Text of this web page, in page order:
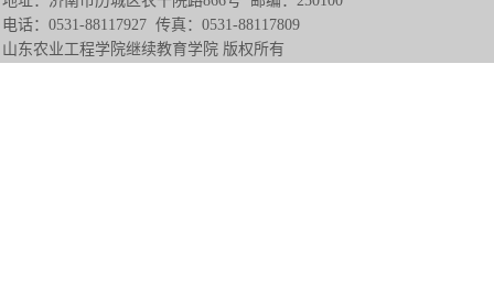
电话：0531-88117927 传真：0531-88117809
山东农业工程学院继续教育学院 版权所有